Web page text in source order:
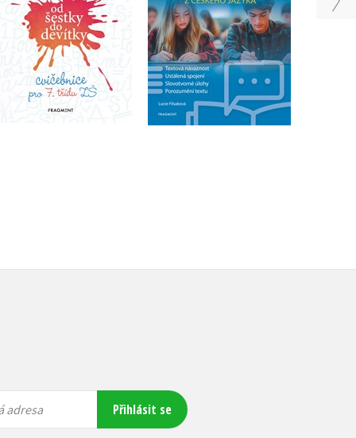
Do košíku Do košíku
229 Kč
183 Kč
adresa Přihlásit se